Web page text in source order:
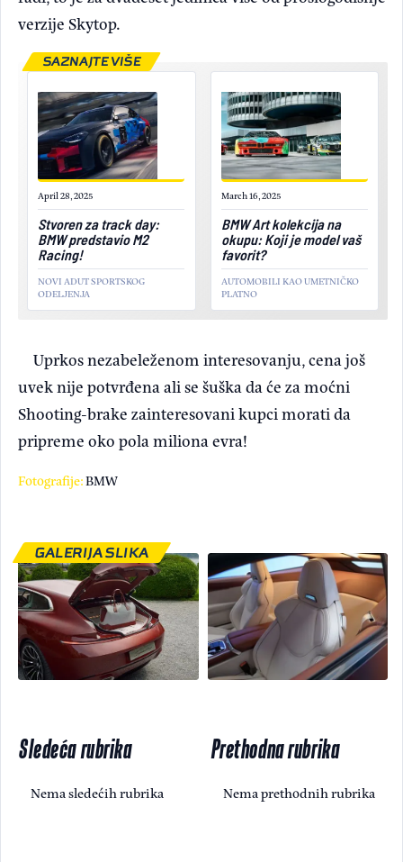
verzije Skytop.
April 28, 2025
Stvoren za track day:
BMW predstavio M2
Racing!
NOVI ADUT SPORTSKOG
ODELJENJA
March 16, 2025
BMW Art kolekcija na
okupu: Koji je model vaš
favorit?
AUTOMOBILI KAO UMETNIČKO
PLATNO
SAZNAJTE VIŠE
Uprkos nezabeleženom interesovanju, cena još
uvek nije potvrđena ali se šuška da će za moćni
Shooting-brake zainteresovani kupci morati da
pripreme oko pola miliona evra!
Fotografije:BMW
GALERIJA SLIKA
Sledeća rubrika
Nema sledećih rubrika
Prethodna rubrika
Nema prethodnih rubrika